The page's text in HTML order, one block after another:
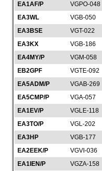
EA1AF/P
VGPO-048
EA3WL
VGB-050
EA3BSE
VGT-022
EA3KX
VGB-186
EA4MY/P
VGM-058
EB2GPF
VGTE-092
EA5ADM/P
VGAB-269
EA5CMP/P
VGA-057
EA1EV/P
VGLE-118
EA3TO/P
VGL-202
EA3HP
VGB-177
EA2EEK/P
VGVI-036
EA1IEN/P
VGZA-158